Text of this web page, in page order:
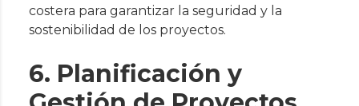
costera para garantizar la seguridad y la
sostenibilidad de los proyectos.
6. Planificación y